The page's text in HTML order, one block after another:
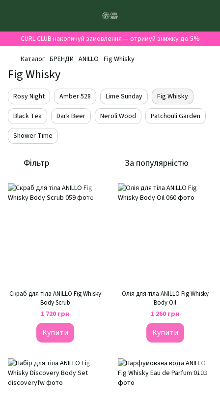
CURL CLUB накопичуй замовлення — отримуй знижку до 5%
Каталог БРЕНДИ ANILLO Fig Whisky
Fig Whisky
Rosy Night Amber 528 Lime Sunday
Fig Whisky
Black Tea
Dark Beer Neroli Wood
Patchouli Garden
Shower Time
Фільтр За популярністю
Скраб для тіла ANILLO Fig Whisky
Body Scrub
1 720 грн
Купити
Олія для тіла ANILLO Fig Whisky
Body Oil
1 260 грн
Купити